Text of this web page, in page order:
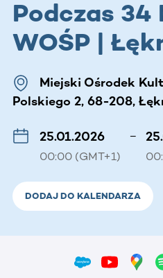
Podczas 34
WOŚP |
Miejski Ośrodek
Polskiego 2, 68-208,
25.01.2026
00:00 (GMT+1)
–
DODAJ DO KALENDARZA